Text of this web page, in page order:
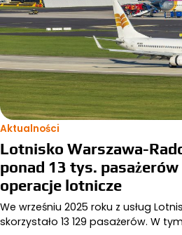
Aktualności
Lotnisko Warszawa-
ponad 13 tys.
operacje lotnicze
We wrześniu 2025 roku z usług
skorzystało 13 129 pasażerów. W